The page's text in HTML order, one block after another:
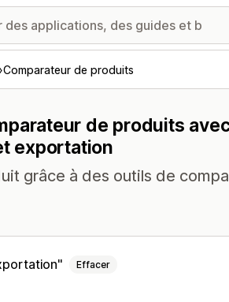
Comparateur de produits
de produits
exportation
grâce à des outils de
Effacer